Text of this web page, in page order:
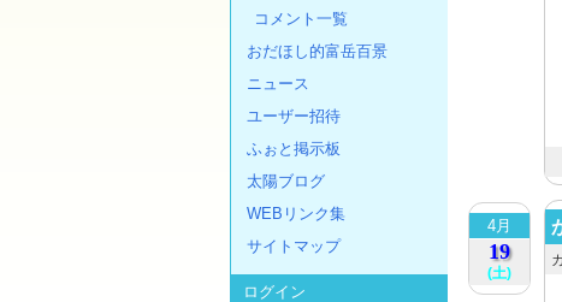
4月
19
(土)
コメント一覧
おだほし的富岳百景
ニュース
ユーザー招待
ふぉと掲示板
太陽ブログ
WEBリンク集
サイトマップ
ログイン